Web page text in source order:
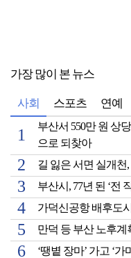
가장 많이 본 뉴스
사회 스포츠 연예
부산서 550만 원 상
으로 되찾아
길 잃은 서면 실개천
부산시, 77년 된 ‘전
가덕신공항 배후도
만덕 등 부산 노후
‘땡볕 장마’ 가고 ‘가